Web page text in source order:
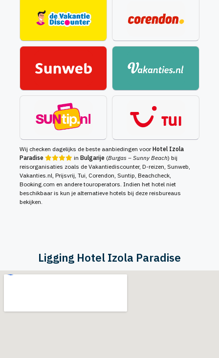
Wij checken dagelijks de beste aanbiedingen voorHotel Izola
Paradise
in Bulgarije (Burgas – Sunny Beach) bij
reisorganisaties zoals de Vakantiediscounter, D-reizen, Sunweb,
Vakanties.nl, Prijsvrij, Tui, Corendon, Suntip, Beachcheck,
Booking.com en andere touroperators. Indien het hotel niet
beschikbaar is kun je alternatieve hotels bij deze reisbureaus
bekijken.
Ligging Hotel Izola Paradise